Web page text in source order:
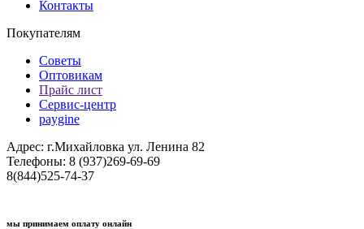
Контакты
Покупателям
Советы
Оптовикам
Прайс лист
Сервис-центр
paygine
Адрес: г.Михайловка ул. Ленина 82
Телефоны: 8 (937)269-69-69
8(844)525-74-37
мы принимаем оплату онлайн